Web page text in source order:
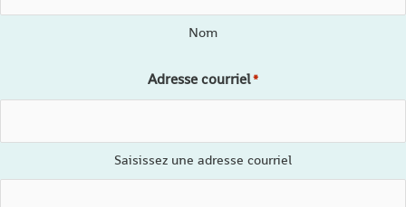
Nom
Adresse courriel*
Saisissez une adresse courriel